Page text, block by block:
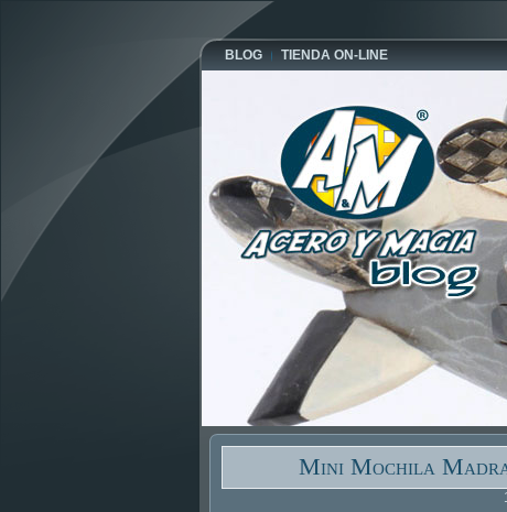
BLOG TIENDA ON-LINE
Mini Mochila